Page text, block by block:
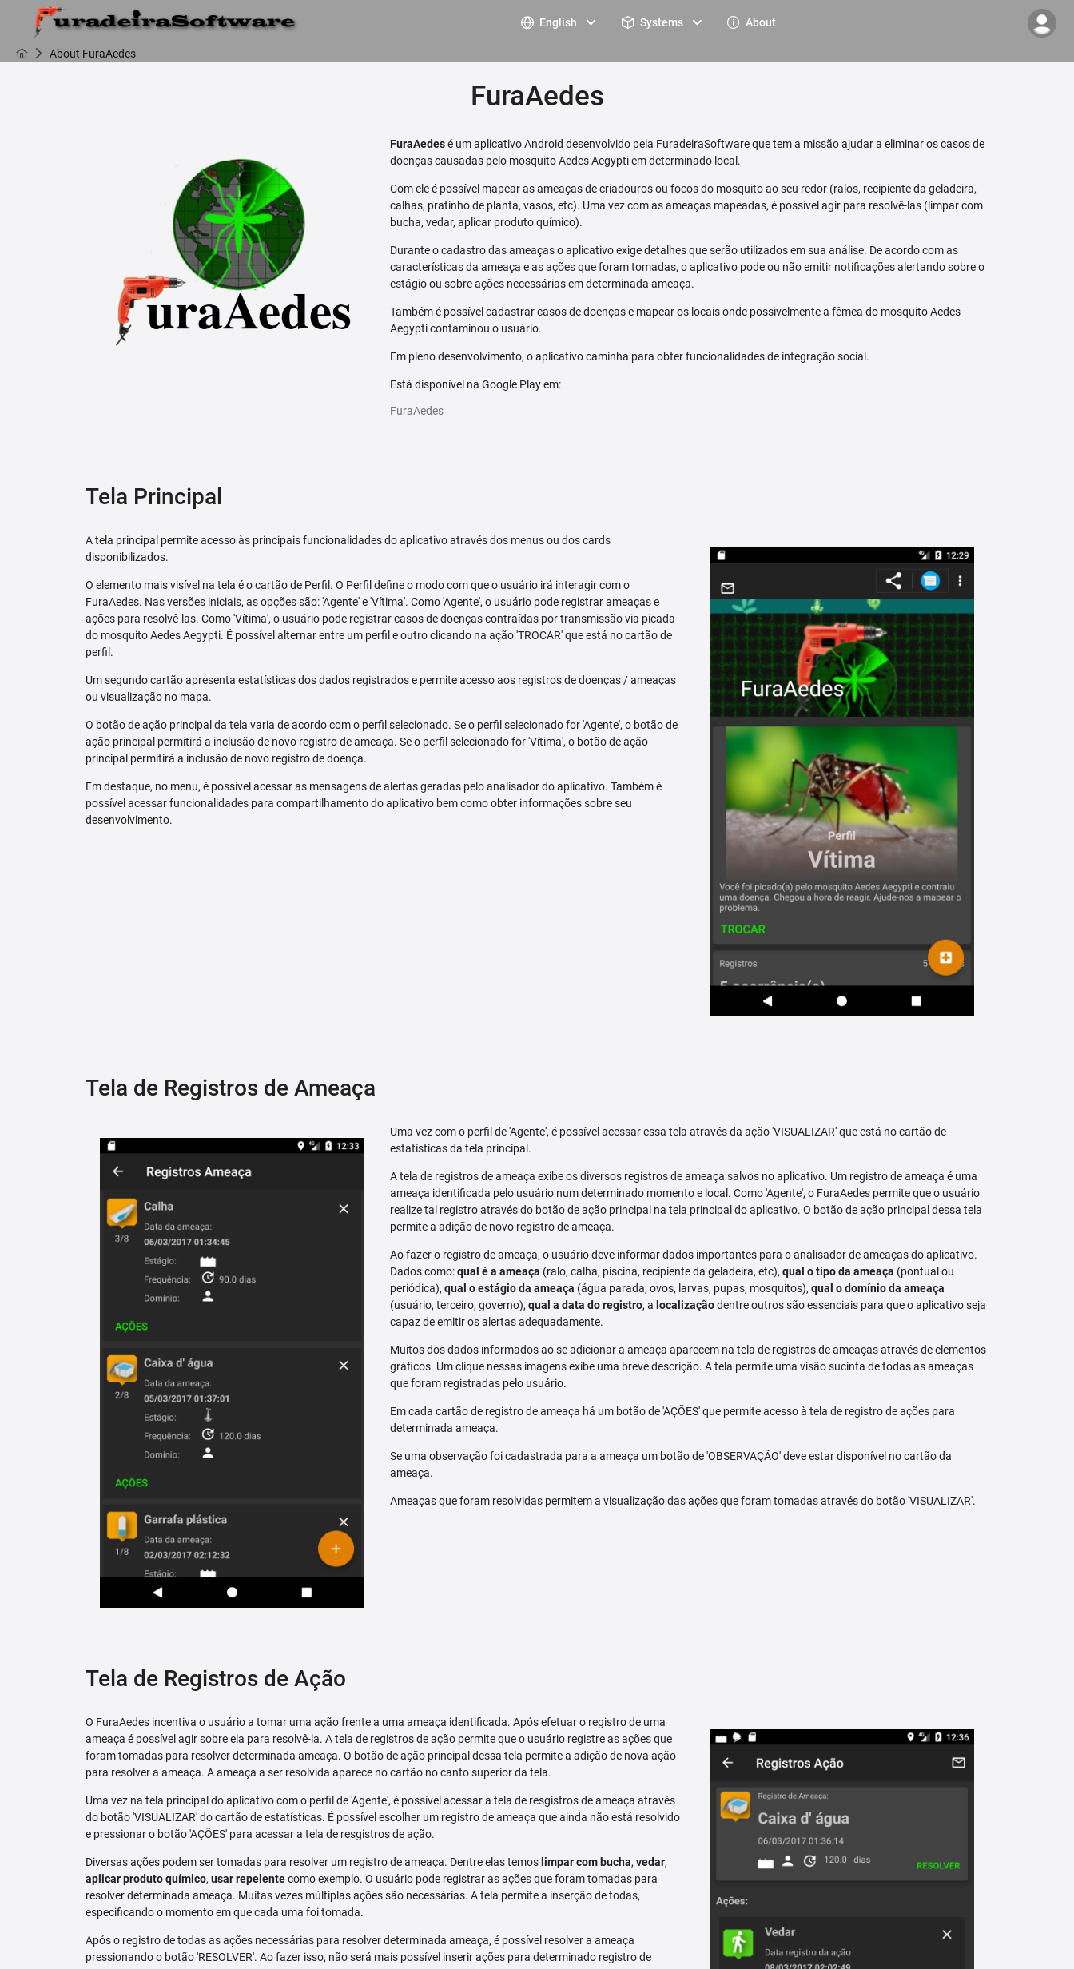
English Systems About
About FuraAedes
FuraAedes
FuraAedesé um aplicativo Android desenvolvido pela FuradeiraSoftware que tem a missão ajudar a eliminar os casos de
doenças causadas pelo mosquito Aedes Aegypti em determinado local.
Com ele é possível mapear as ameaças de criadouros ou focos do mosquito ao seu redor (ralos, recipiente da geladeira,
calhas, pratinho de planta, vasos, etc). Uma vez com as ameaças mapeadas, é possível agir para resolvê-las (limpar com
bucha, vedar, aplicar produto químico).
Durante o cadastro das ameaças o aplicativo exige detalhes que serão utilizados em sua análise. De acordo com as
características da ameaça e as ações que foram tomadas, o aplicativo pode ou não emitir notificações alertando sobre o
estágio ou sobre ações necessárias em determinada ameaça.
Também é possível cadastrar casos de doenças e mapear os locais onde possivelmente a fêmea do mosquito Aedes
Aegypti contaminou o usuário.
Em pleno desenvolvimento, o aplicativo caminha para obter funcionalidades de integração social.
Está disponível na Google Play em:
FuraAedes
Tela Principal
A tela principal permite acesso às principais funcionalidades do aplicativo através dos menus ou dos cards
disponibilizados.
O elemento mais visível na tela é o cartão de Perfil. O Perfil define o modo com que o usuário irá interagir com o
FuraAedes. Nas versões iniciais, as opções são: 'Agente' e 'Vítima'. Como 'Agente', o usuário pode registrar ameaças e
ações para resolvê-las. Como 'Vítima', o usuário pode registrar casos de doenças contraídas por transmissão via picada
do mosquito Aedes Aegypti. É possível alternar entre um perfil e outro clicando na ação 'TROCAR' que está no cartão de
perfil.
Um segundo cartão apresenta estatísticas dos dados registrados e permite acesso aos registros de doenças / ameaças
ou visualização no mapa.
O botão de ação principal da tela varia de acordo com o perfil selecionado. Se o perfil selecionado for 'Agente', o botão de
ação principal permitirá a inclusão de novo registro de ameaça. Se o perfil selecionado for 'Vítima', o botão de ação
principal permitirá a inclusão de novo registro de doença.
Em destaque, no menu, é possível acessar as mensagens de alertas geradas pelo analisador do aplicativo. Também é
possível acessar funcionalidades para compartilhamento do aplicativo bem como obter informações sobre seu
desenvolvimento.
Tela de Registros de Ameaça
Uma vez com o perfil de 'Agente', é possível acessar essa tela através da ação 'VISUALIZAR' que está no cartão de
estatísticas da tela principal.
A tela de registros de ameaça exibe os diversos registros de ameaça salvos no aplicativo. Um registro de ameaça é uma
ameaça identificada pelo usuário num determinado momento e local. Como 'Agente', o FuraAedes permite que o usuário
realize tal registro através do botão de ação principal na tela principal do aplicativo. O botão de ação principal dessa tela
permite a adição de novo registro de ameaça.
Ao fazer o registro de ameaça, o usuário deve informar dados importantes para o analisador de ameaças do aplicativo.
Dados como:qual é a ameaça (ralo, calha, piscina, recipiente da geladeira, etc),qual o tipo da ameaça (pontual ou
periódica),qual o estágio da ameaça (água parada, ovos, larvas, pupas, mosquitos),qual o domínio da ameaça
(usuário, terceiro, governo),qual a data do registro, a localizaçãodentre outros são essenciais para que o aplicativo seja
capaz de emitir os alertas adequadamente.
Muitos dos dados informados ao se adicionar a ameaça aparecem na tela de registros de ameaças através de elementos
gráficos. Um clique nessas imagens exibe uma breve descrição. A tela permite uma visão sucinta de todas as ameaças
que foram registradas pelo usuário.
Em cada cartão de registro de ameaça há um botão de 'AÇÕES' que permite acesso à tela de registro de ações para
determinada ameaça.
Se uma observação foi cadastrada para a ameaça um botão de 'OBSERVAÇÃO' deve estar disponível no cartão da
ameaça.
Ameaças que foram resolvidas permitem a visualização das ações que foram tomadas através do botão 'VISUALIZAR'.
Tela de Registros de Ação
O FuraAedes incentiva o usuário a tomar uma ação frente a uma ameaça identificada. Após efetuar o registro de uma
ameaça é possível agir sobre ela para resolvê-la. A tela de registros de ação permite que o usuário registre as ações que
foram tomadas para resolver determinada ameaça. O botão de ação principal dessa tela permite a adição de nova ação
para resolver a ameaça. A ameaça a ser resolvida aparece no cartão no canto superior da tela.
Uma vez na tela principal do aplicativo com o perfil de 'Agente', é possível acessar a tela de resgistros de ameaça através
do botão 'VISUALIZAR' do cartão de estatísticas. É possível escolher um registro de ameaça que ainda não está resolvido
e pressionar o botão 'AÇÕES' para acessar a tela de resgistros de ação.
Diversas ações podem ser tomadas para resolver um registro de ameaça. Dentre elas temos limpar com bucha, vedar,
aplicar produto químico, usar repelentecomo exemplo. O usuário pode registrar as ações que foram tomadas para
resolver determinada ameaça. Muitas vezes múltiplas ações são necessárias. A tela permite a inserção de todas,
especificando o momento em que cada uma foi tomada.
Após o registro de todas as ações necessárias para resolver determinada ameaça, é possível resolver a ameaça
pressionando o botão 'RESOLVER'. Ao fazer isso, não será mais possível inserir ações para determinado registro de